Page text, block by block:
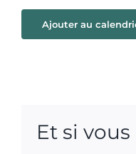
Ajouter au
Et si